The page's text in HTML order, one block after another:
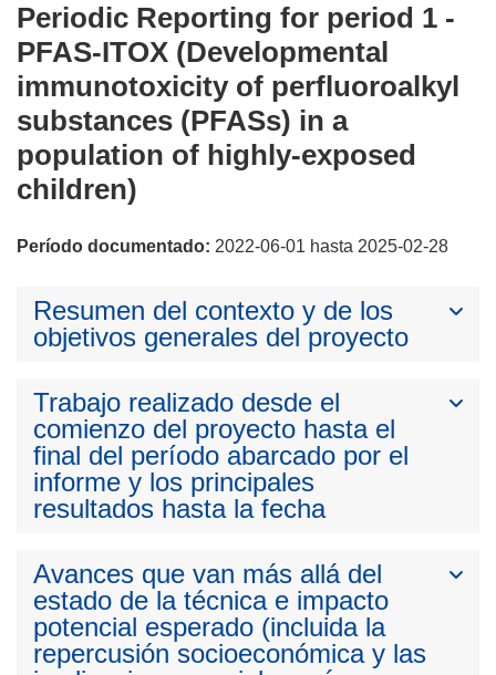
Periodic Reporting for period 1 -
PFAS-ITOX (Developmental
immunotoxicity of perfluoroalkyl
substances (PFASs) in a
population of highly-exposed
children)
Período documentado: 2022-06-01 hasta 2025-02-28
Resumen del contexto y de los
objetivos generales del proyecto
Trabajo realizado desde el
comienzo del proyecto hasta el
final del período abarcado por el
informe y los principales
resultados hasta la fecha
Avances que van más allá del
estado de la técnica e impacto
potencial esperado (incluida la
repercusión socioeconómica y las